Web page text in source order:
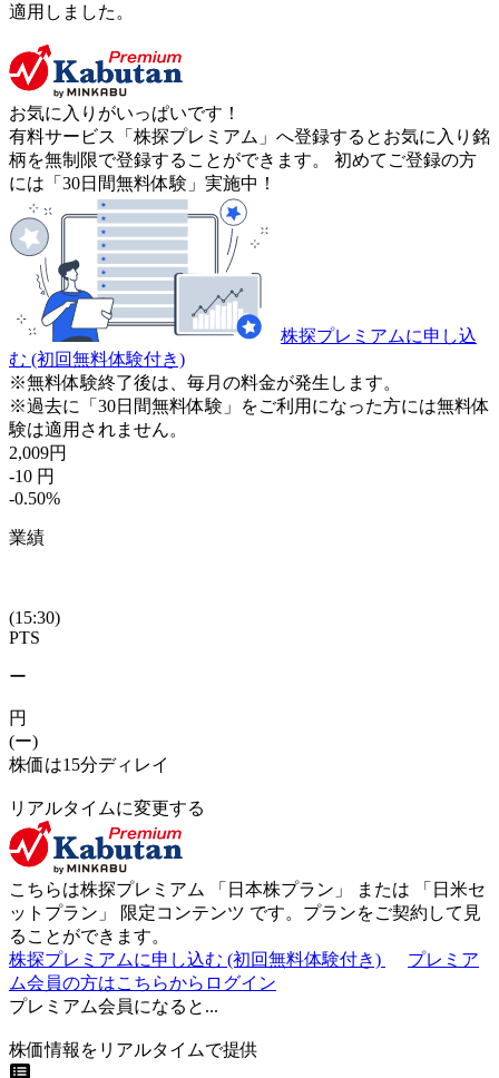
適用しました。
お気に入りがいっぱいです！
有料サービス「株探プレミアム」へ登録するとお気に入り銘
柄を無制限で登録することができます。 初めてご登録の方
には「30日間無料体験」実施中！
株探プレミアムに申し込
む (初回無料体験付き)
※無料体験終了後は、毎月の料金が発生します。
※過去に「30日間無料体験」をご利用になった方には無料体
験は適用されません。
2,009円
-10 円
-0.50%
業績
(15:30)
PTS
ー
円
(ー)
株価は15分ディレイ
リアルタイムに変更する
こちらは株探プレミアム 「 日本株プラン 」 または 「 日米セ
ットプラン 」 限定コンテンツ です。プランをご契約して見
ることができます。
株探プレミアムに申し込む (初回無料体験付き)
プレミア
ム会員の方はこちらからログイン
プレミアム会員になると...
株価情報をリアルタイムで提供